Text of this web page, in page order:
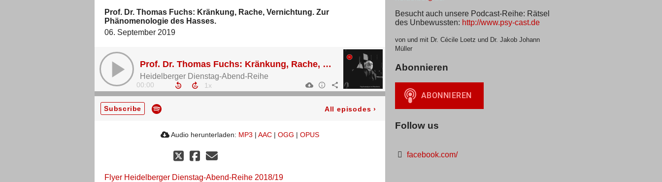
Prof. Dr. Thomas Fuchs: Kränkung, Rache, Vernichtung. Zur
Phänomenologie des Hasses.
06. September 2019
Prof. Dr. Thomas Fuchs: Kränkung, Rache, Vernichtung. Zur Phänomenologie des Hasses.
Heidelberger Dienstag-Abend-Reihe
00:00
Subscribe All episodes ›
Audio herunterladen: MP3 | AAC | OGG | OPUS
Flyer Heidelberger Dienstag-Abend-Reihe 2018/19
Besucht auch unsere Podcast-Reihe: Rätsel
des Unbewussten: http://www.psy-cast.de
von und mit Dr. Cécile Loetz und Dr. Jakob Johann
Müller
Abonnieren
Follow us
facebook.com/